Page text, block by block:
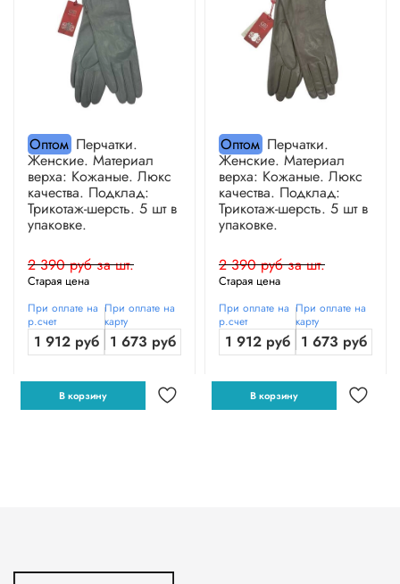
ОптомПерчатки.
Женские. Материал
верха: Кожаные. Люкс
качества. Подклад:
Трикотаж-шерсть. 5 шт в
упаковке.
2 390 руб за шт.
Старая цена
При оплате на
р.счет
1 912 руб
При оплате на
карту
1 673 руб
В корзину
ОптомПерчатки.
Женские. Материал
верха: Кожаные. Люкс
качества. Подклад:
Трикотаж-шерсть. 5 шт в
упаковке.
2 390 руб за шт.
Старая цена
При оплате на
р.счет
1 912 руб
При оплате на
карту
1 673 руб
В корзину